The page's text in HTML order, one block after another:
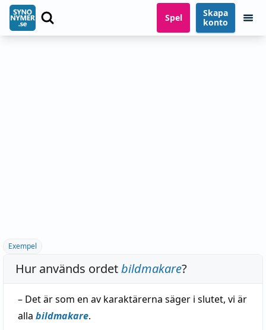
Spel
Skapa
konto
Exempel
Hur används ordetbildmakare?
– Det är som en av karaktärerna säger i slutet, vi är
alla bildmakare.